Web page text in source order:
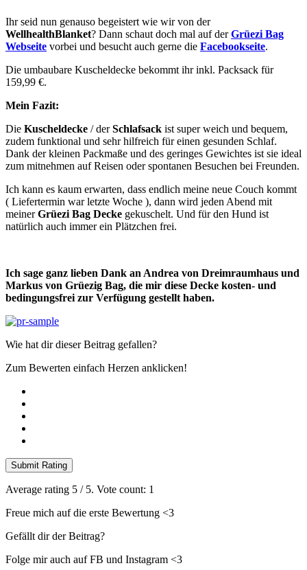
Ihr seid nun genauso begeistert wie wir von der
WellhealthBlanket? Dann schaut doch mal auf derGrüezi Bag
Webseite vorbei und besucht auch gerne die Facebookseite.
Die umbaubare Kuscheldecke bekommt ihr inkl. Packsack für
159,99 €.
Mein Fazit:
Die Kuscheldecke / derSchlafsack ist super weich und bequem,
zudem funktional und sehr hilfreich für einen gesunden Schlaf.
Dank der kleinen Packmaße und des geringes Gewichtes ist sie ideal
zum mitnehmen auf Reisen oder spontanen Besuchen bei Freunden.
Ich kann es kaum erwarten, dass endlich meine neue Couch kommt
( Liefertermin war letzte Woche ), dann wird jeden Abend mit
meinerGrüezi Bag Decke gekuschelt. Und für den Hund ist
natürlich auch immer ein Plätzchen frei.
Ich sage ganz lieben Dank an Andrea von Dreimraumhaus und
Markus von Grüezig Bag, die mir diese Decke kosten- und
bedingungsfrei zur Verfügung gestellt haben.
Wie hat dir dieser Beitrag gefallen?
Zum Bewerten einfach Herzen anklicken!
Submit Rating
Average rating 5 / 5. Vote count: 1
Freue mich auf die erste Bewertung <3
Gefällt dir der Beitrag?
Folge mir auch auf FB und Instagram <3